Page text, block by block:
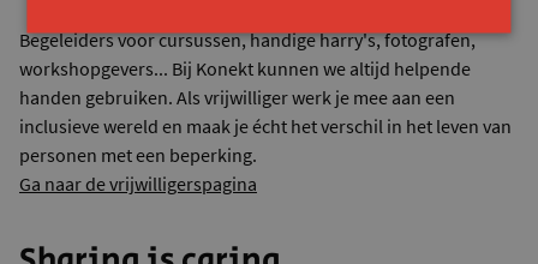
Begeleiders voor cursussen, handige harry's, fotografen,
workshopgevers... Bij Konekt kunnen we altijd helpende
handen gebruiken. Als vrijwilliger werk je mee aan een
inclusieve wereld en maak je écht het verschil in het leven van
personen met een beperking.
Ga naar de vrijwilligerspagina